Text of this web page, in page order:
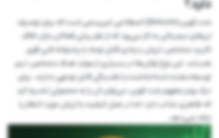
شت کوین (Shitcoin) اصطلاحی غیررسمی است که برای توصیف
ارزهای دیجیتالی به کار می‌رود که از نظر برخی فعالان بازار، فاقد
کاربرد مشخص، ارزش بنیادی قابل توجه یا پشتوانه فنی قوی
هستند. این نوع توکن‌ها در بسیاری از موارد هدف مشخص، تیم
توسعه‌دهنده شناخته‌شده یا نقدینگی قابل توجهی ندارند. برای
درک بهتر مفهوم شت کوین، می‌توان آن را به محصولی تشبیه کرد
که ظاهری جذاب دارد، اما در عمل کیفیت یا ارزش مورد انتظار را
ارائه نمی‌دهد.